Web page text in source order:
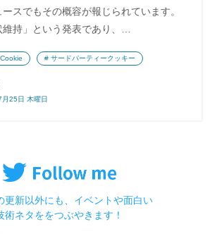
スでもその概容が報じられています。
維持」という発表であり、…
25日 木曜日
Cookie サードパーティークッキー
更新以外にも、イベントや面白い
術ネタををつぶやきます！